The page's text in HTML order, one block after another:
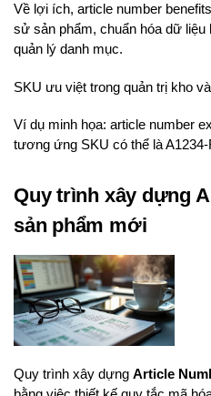
Về lợi ích, article number
sử sản phẩm, chuẩn hóa dữ
quản lý danh mục.
SKU ưu việt trong quản trị kho
Ví dụ minh họa: article number
tương ứng SKU có thể là
Quy trình xây dựng
sản phẩm mới
Quy trình xây dựng Article